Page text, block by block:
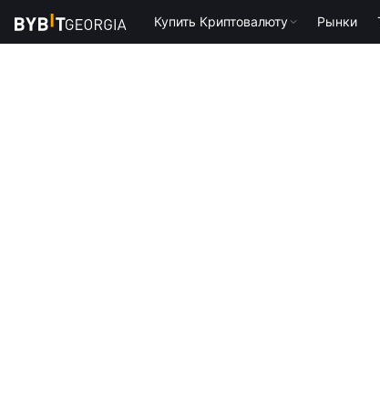
Купить Криптовалюту Рынки